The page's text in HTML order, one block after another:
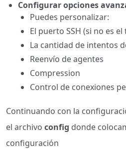
Configurar opciones
Puedes personalizar:
El puerto SSH (si no es el
La cantidad de intentos
Reenvío de agentes
Compression
Control de conexiones
Continuando con la
el archivo config donde
configuración